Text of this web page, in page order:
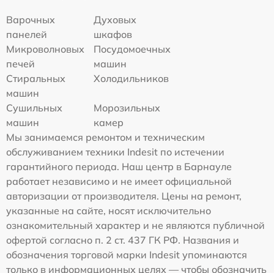
Варочных
панелей
Духовых
шкафов
Микроволновых
печей
Посудомоечных
машин
Стиральных
машин
Холодильников
Сушильных
машин
Морозильных
камер
Мы занимаемся ремонтом и техническим
обслуживанием техники Indesit по истечении
гарантийного периода. Наш центр в Барнауле
работает независимо и не имеет официальной
авторизации от производителя. Цены на ремонт,
указанные на сайте, носят исключительно
ознакомительный характер и не являются публичной
офертой согласно п. 2 ст. 437 ГК РФ. Названия и
обозначения торговой марки Indesit упоминаются
только в информационных целях — чтобы обозначить